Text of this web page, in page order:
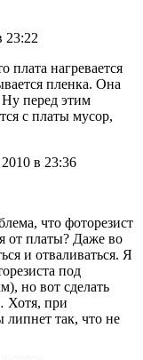
23:22
плата нагревается
пленка. Она
перед этим
с платы мусор,
в 23:36
что фоторезист
от платы? Даже во
и отваливаться. Я
под
но вот сделать
Хотя, при
так, что не